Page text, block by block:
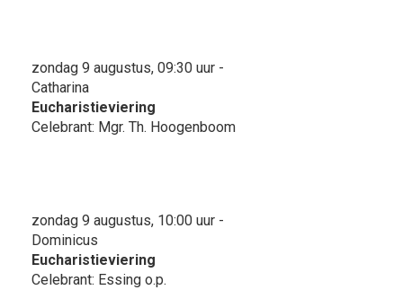
zondag 9 augustus, 09:30 uur -
Catharina
Eucharistieviering
Celebrant: Mgr. Th. Hoogenboom
zondag 9 augustus, 10:00 uur -
Dominicus
Eucharistieviering
Celebrant: Essing o.p.